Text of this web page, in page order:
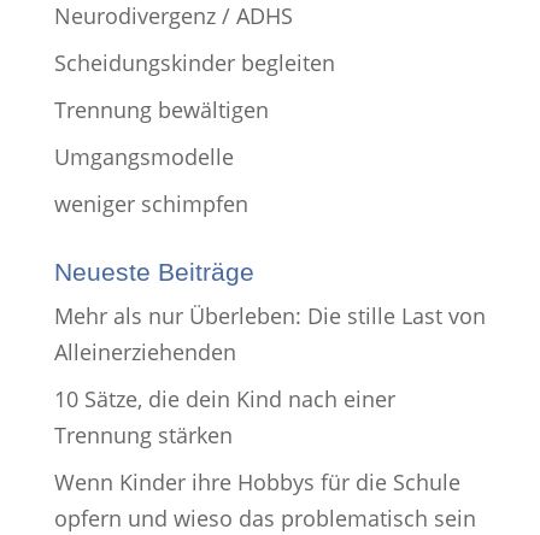
Neurodivergenz / ADHS
Scheidungskinder begleiten
Trennung bewältigen
Umgangsmodelle
weniger schimpfen
Neueste Beiträge
Mehr als nur Überleben: Die stille Last von
Alleinerziehenden
10 Sätze, die dein Kind nach einer
Trennung stärken
Wenn Kinder ihre Hobbys für die Schule
opfern und wieso das problematisch sein